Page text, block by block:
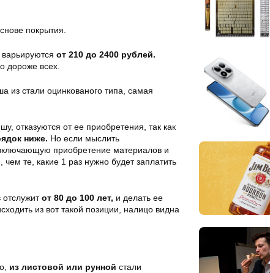
покрытия.
от 210 до 2400 рублей.
дороже всех.
из стали оцинкованого типа, самая
отказуются от ее приобретения, так как
ниже. Но если мыслить
приобретение материалов и
те, какие 1 раз нужно будет заплатить
от 80 до 100 лет, и делать ее
из вот такой позиции, налицо видна
из листовой или рунной стали